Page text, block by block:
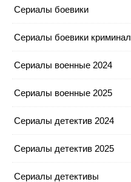
Сериалы боевики
Сериалы боевики криминал
Сериалы военные 2024
Сериалы военные 2025
Сериалы детектив 2024
Сериалы детектив 2025
Сериалы детективы